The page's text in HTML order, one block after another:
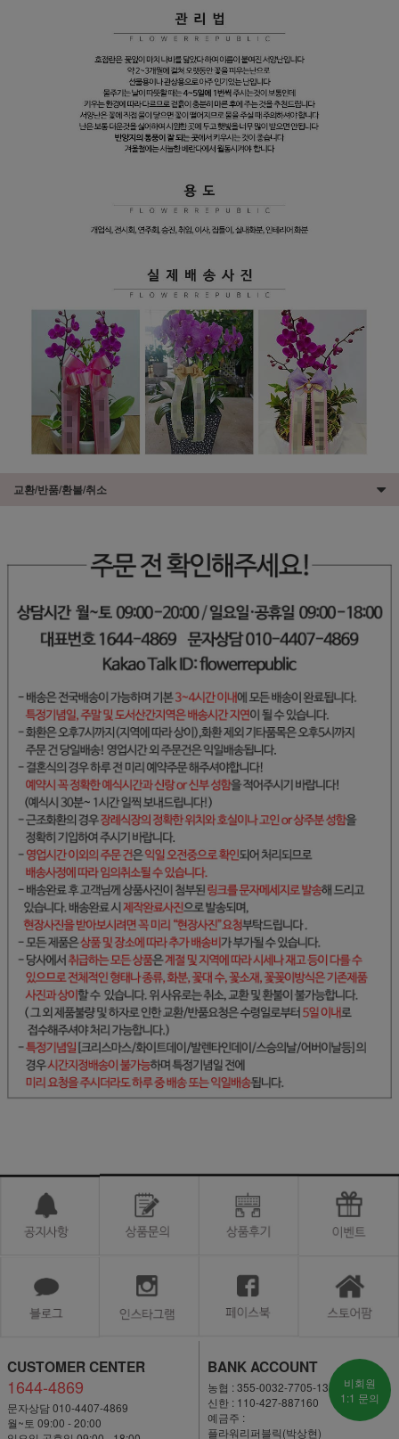
교환/반품/환불/취소
CUSTOMER CENTER
1644-4869
문자상담 010-4407-4869
월~토 09:00 - 20:00
BANK ACCOUNT
농협 : 355-0032-7705-13
신한 : 110-427-887160
예금주 :
플라워리퍼블릭(박상현)
비회원
1:1 문의